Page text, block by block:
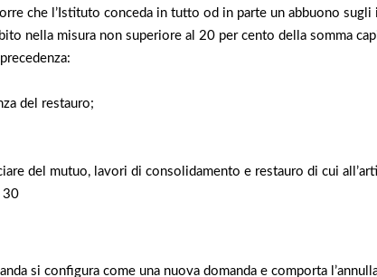
che l’Istituto conceda in tutto od in parte un abbuono sugli
nella misura non superiore al 20 per cento della somma
del restauro;
del mutuo, lavori di consolidamento e restauro di cui
30
si configura come una nuova domanda e comporta